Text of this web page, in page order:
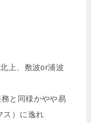
上、敷波or浦波
と同様かやや易
ス）に逸れ